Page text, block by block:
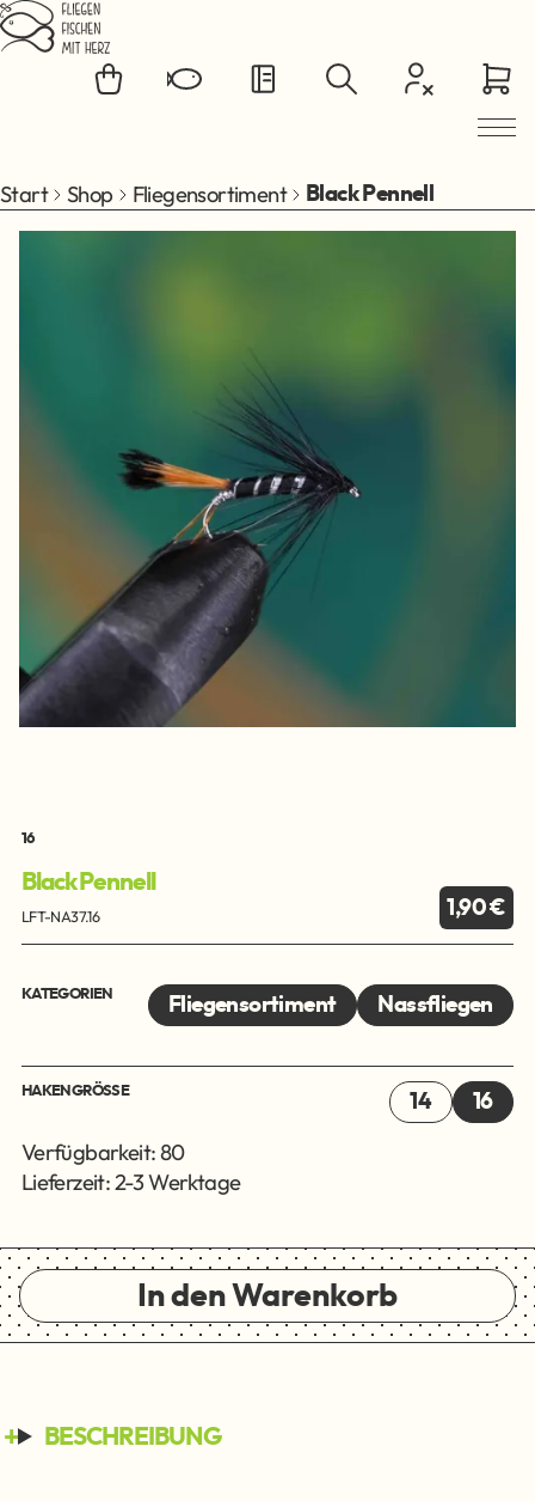
Zum Hauptinhalt springen
Start Shop Fliegensortiment Black Pennell
16
Black Pennell
LFT-NA37.16 1,90 €
KATEGORIEN Fliegensortiment Nassfliegen
HAKENGRÖSSE 14 16
Verfügbarkeit: 80
Lieferzeit: 2-3 Werktage
In den Warenkorb
BESCHREIBUNG